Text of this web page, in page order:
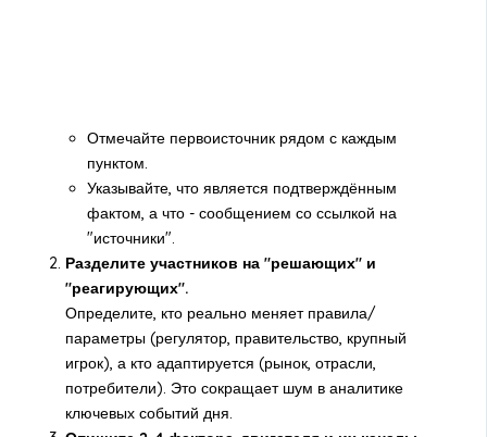
Отмечайте первоисточник рядом с каждым
пунктом.
Указывайте, что является подтверждённым
фактом, а что - сообщением со ссылкой на
"источники".
Разделите участников на "решающих" и
"реагирующих".
Определите, кто реально меняет правила/
параметры (регулятор, правительство, крупный
игрок), а кто адаптируется (рынок, отрасли,
потребители). Это сокращает шум в аналитике
ключевых событий дня.